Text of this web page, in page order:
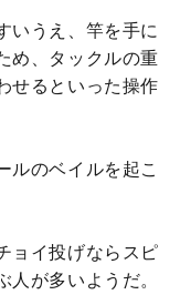
いうえ、竿を手に
め、タックルの重
せるといった操作
ルのベイルを起こ
ョイ投げならスピ
人が多いようだ。